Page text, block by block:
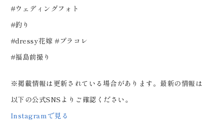
#ウェディングフォト
#釣り
#dressy花嫁 #プラコレ
#福島前撮り
※掲載情報は更新されている場合があります。最新の情報は
以下の公式SNSよりご確認ください。
Instagramで見る